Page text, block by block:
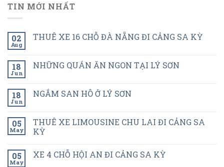
TIN MỚI NHẤT
02
Aug
THUÊ XE 16 CHỖ ĐÀ NẴNG ĐI CẢNG SA KỲ
18
Jun
NHỮNG QUÁN ĂN NGON TẠI LÝ SƠN
18
Jun
NGẮM SAN HÔ Ở LÝ SƠN
05
May
THUÊ XE LIMOUSINE CHU LAI ĐI CẢNG SA
KỲ
05
May
XE 4 CHỖ HỘI AN ĐI CẢNG SA KỲ